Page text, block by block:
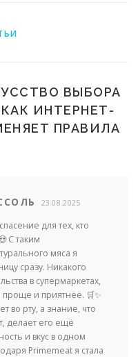
ВЫБОРА
ИНТЕРНЕТ-
ПРАВИЛА
23.08.2025
для тех, кто
С таким
мяса я
сразу. Никакого
в супермаркетах,
проще и приятнее. 🛒✨
во рту, а знание, что
делает его ещё
и вкус в одном
Primemeat я стала